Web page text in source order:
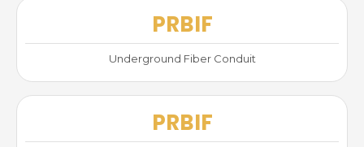
PRBIF
Underground Fiber Conduit
PRBIF